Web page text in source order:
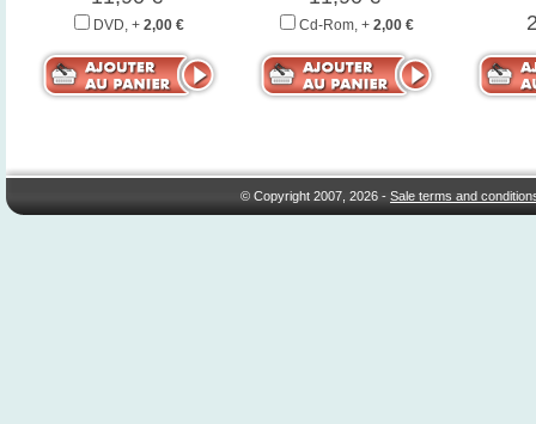
DVD, + 2,00 € Cd-Rom, + 2,00 €
© Copyright 2007, 2026 -Sale terms and